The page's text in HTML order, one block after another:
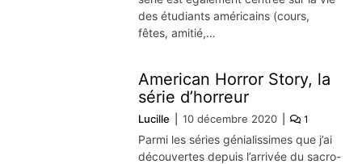
des étudiants américains (cours,
fêtes, amitié,…
American Horror Story, la
série d’horreur
Lucille 10 décembre 2020 1
Parmi les séries génialissimes que j’ai
découvertes depuis l’arrivée du sacro-